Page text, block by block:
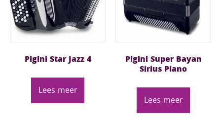
Pigini Star Jazz 4
Lees meer
Pigini Super Bayan
Sirius Piano
Lees meer